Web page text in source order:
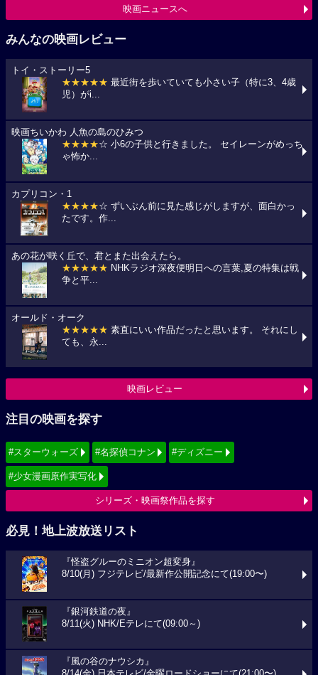
映画ニュースへ
みんなの映画レビュー
トイ・ストーリー5
★★★★★ 最近街を歩いていても小さい子（特に3、4歳
児）がi...
映画ちいかわ 人魚の島のひみつ
★★★★☆ 小6の子供と行きました。 セイレーンがめっち
ゃ怖か...
カプリコン・1
★★★★☆ ずいぶん前に見た感じがしますが、面白かっ
たです。作...
あの花が咲く丘で、君とまた出会えたら。
★★★★★ NHKラジオ深夜便明日への言葉,夏の特集は戦
争と平...
オールド・オーク
★★★★★ 素直にいい作品だったと思います。 それにし
ても、永...
映画レビュー
注目の映画を探す
#スターウォーズ #名探偵コナン #ディズニー
#少女漫画原作実写化
シリーズ・映画祭作品を探す
必見！地上波放送リスト
『怪盗グルーのミニオン超変身』
8/10(月) フジテレビ/最新作公開記念にて(19:00〜)
『銀河鉄道の夜』
8/11(火) NHK/Eテレにて(09:00～)
『風の谷のナウシカ』